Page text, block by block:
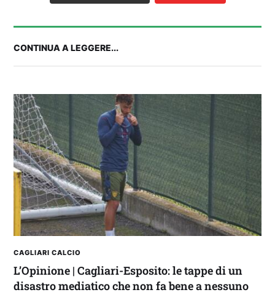
Balliana: “Firmare con la Bora è come andare al
Real Madrid. Ora obiettivo Lunigiana”
CONTINUA A LEGGERE...
CAGLIARI CALCIO
L’Opinione | Cagliari-Esposito: le tappe di un
disastro mediatico che non fa bene a nessuno